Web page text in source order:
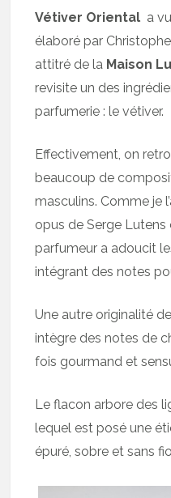
Vétiver Oriental a
élaboré par
attitré de la Maison
revisite un des
parfumerie : le vétiver.
Effectivement, on
beaucoup de
masculins. Comme je
opus de Serge
parfumeur a adoucit
intégrant des notes
Une autre originalité
intègre des notes de
fois gourmand et
Le flacon arbore des
lequel est posé une
épuré, sobre et sans